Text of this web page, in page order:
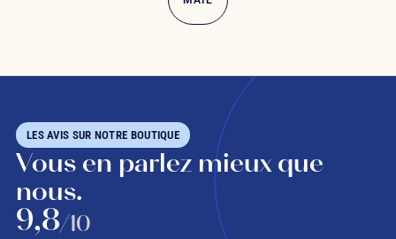
LES AVIS SUR NOTRE BOUTIQUE
Vous en parlez mieux que
nous.
9,8/10